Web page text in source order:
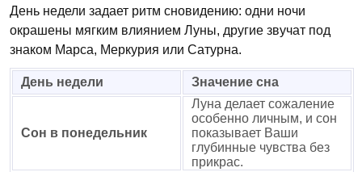
День недели задает ритм сновидению: одни ночи
окрашены мягким влиянием Луны, другие звучат под
знаком Марса, Меркурия или Сатурна.
День недели Значение сна
Сон в понедельник
Луна делает сожаление
особенно личным, и сон
показывает Ваши
глубинные чувства без
прикрас.